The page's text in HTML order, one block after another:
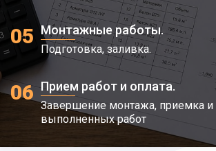
05 Монтажные работы.
Подготовка, заливка.
06 Прием работ и оплата.
Завершение монтажа, приемка и
выполненных работ